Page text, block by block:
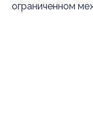
ограниченном